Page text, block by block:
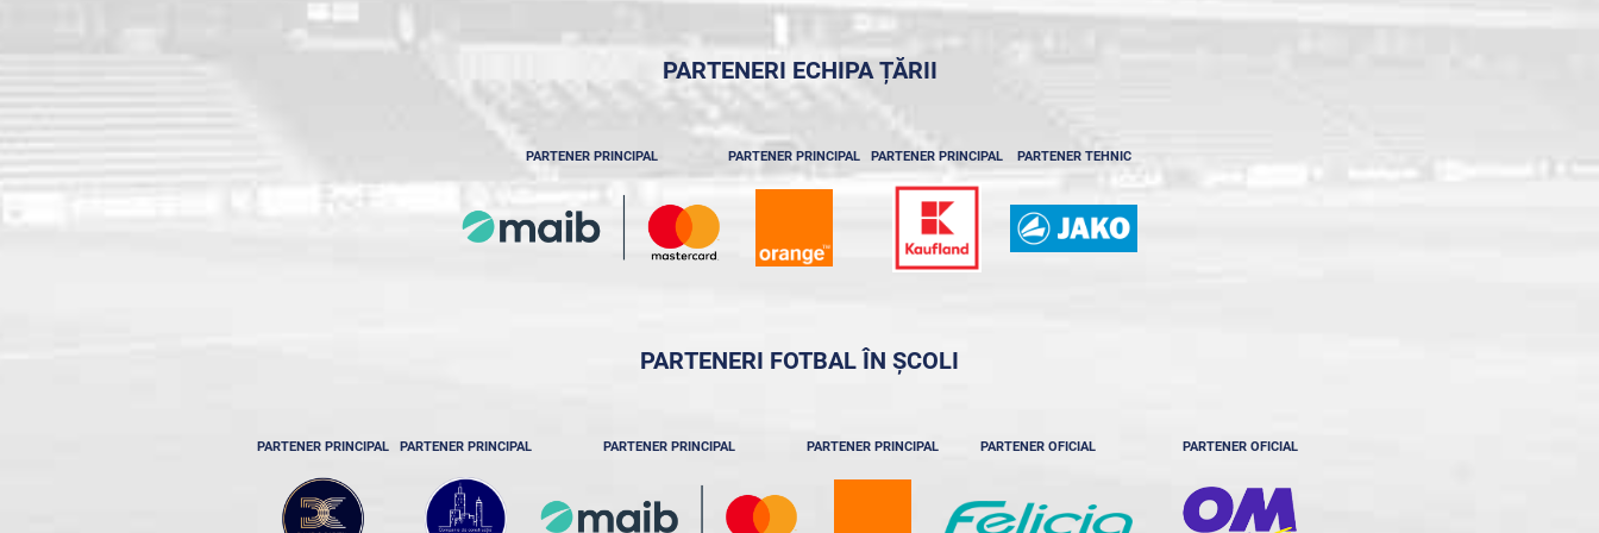
PARTENERI ECHIPA ȚĂRII
PARTENER PRINCIPAL PARTENER PRINCIPAL PARTENER PRINCIPAL PARTENER TEHNIC
PARTENERI FOTBAL ÎN ȘCOLI
PARTENER PRINCIPAL PARTENER PRINCIPAL PARTENER PRINCIPAL PARTENER PRINCIPAL PARTENER OFICIAL PARTENER OFICIAL